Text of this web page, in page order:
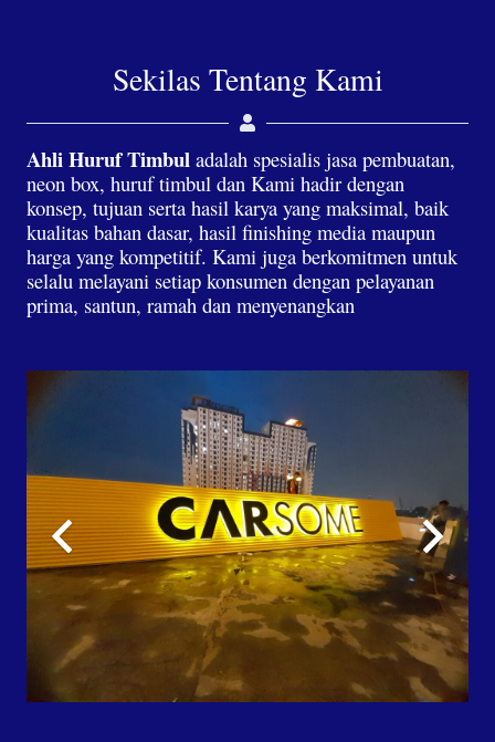
Sekilas Tentang Kami
Ahli Huruf Timbul adalah spesialis jasa pembuatan,
neon box, huruf timbul dan Kami hadir dengan
konsep, tujuan serta hasil karya yang maksimal, baik
kualitas bahan dasar, hasil finishing media maupun
harga yang kompetitif. Kami juga berkomitmen untuk
selalu melayani setiap konsumen dengan pelayanan
prima, santun, ramah dan menyenangkan